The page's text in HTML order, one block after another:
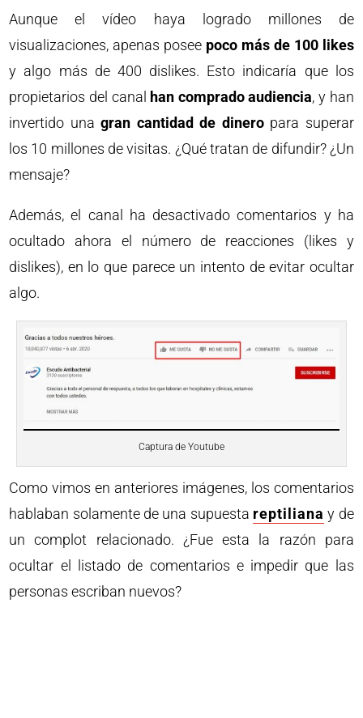
Aunque el vídeo haya logrado millones de
visualizaciones, apenas posee poco más de 100 likes
y algo más de 400 dislikes. Esto indicaría que los
propietarios del canal han comprado audiencia, y han
invertido unagran cantidad de dineropara superar
los 10 millones de visitas. ¿Qué tratan de difundir? ¿Un
mensaje?
Además, el canal ha desactivado comentarios y ha
ocultado ahora el número de reacciones (likes y
dislikes), en lo que parece un intento de evitar ocultar
algo.
Captura de Youtube
Como vimos en anteriores imágenes, los comentarios
hablaban solamente de una supuesta reptiliana y de
un complot relacionado. ¿Fue esta la razón para
ocultar el listado de comentarios e impedir que las
personas escriban nuevos?